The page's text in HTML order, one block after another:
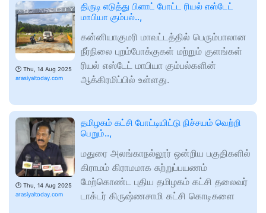
🕑 Thu, 14 Aug 2025
arasiyaltoday.com
திருடி எடுத்து பிளாட் போட்ட ரியல் எஸ்டேட்
மாபியா கும்பல்..,
கன்னியாகுமரி மாவட்டத்தில் பெரும்பாலான
நீர்நிலை புறம்போக்குகள் மற்றும் குளங்கள்
ரியல் எஸ்டேட் மாபியா கும்பல்களின்
ஆக்கிரமிப்பில் உள்ளது.
🕑 Thu, 14 Aug 2025
arasiyaltoday.com
தமிழகம் கட்சி போட்டியிட்டு நிச்சயம் வெற்றி
பெறும்..,
மதுரை அலங்காநல்லூர் ஒன்றிய பகுதிகளில்
கிராமம் கிராமமாக சுற்றுப்பயணம்
மேற்கொண்ட புதிய தமிழகம் கட்சி தலைவர்
டாக்டர் கிருஷ்ணசாமி கட்சி கொடிகளை